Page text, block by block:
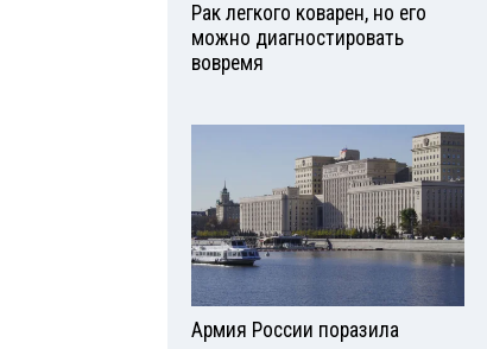
Рак легкого коварен, но его
можно диагностировать
вовремя
Армия России поразила